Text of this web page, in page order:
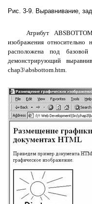
Рис. 3-9. Выравнивание,
Атрибут
изображения относительно
расположена под
демонстрирующий
chap3\absbottom.htm.